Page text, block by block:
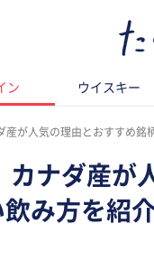
ン ウイスキー
産が人気の理由とおすすめ銘
カナダ産が
み方を紹